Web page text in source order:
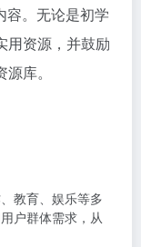
容。无论是初学
用资源，并鼓励
库。
教育、娱乐等多
户群体需求，从